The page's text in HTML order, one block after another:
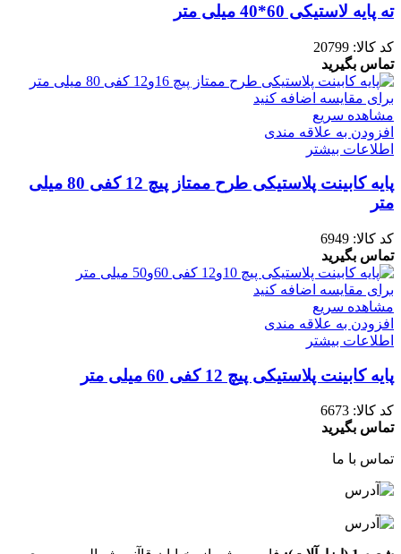
ته پایه لاستیکی 60*40 میلی متر
کد کالا: 20799
تماس بگیرید
برای مقایسه اضافه کنید
مشاهده سریع
افزودن به علاقه مندی
اطلاعات بیشتر
پایه کابینت پلاستیکی طرح ممتاز پیچ 12 کفی 80 میلی
متر
کد کالا: 6949
تماس بگیرید
برای مقایسه اضافه کنید
مشاهده سریع
افزودن به علاقه مندی
اطلاعات بیشتر
پایه کابینت پلاستیکی پیچ 12 کفی 60 میلی متر
کد کالا: 6673
تماس بگیرید
تماس با ما